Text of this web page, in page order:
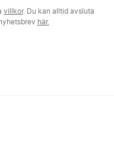
villkor. Du kan alltid avsluta
här.